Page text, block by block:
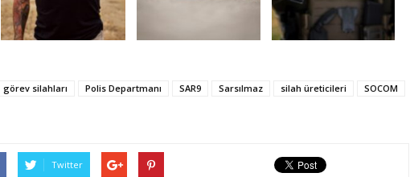
görev silahları Polis Departmanı SAR9 Sarsılmaz silah üreticileri
SOCOM
Twitter